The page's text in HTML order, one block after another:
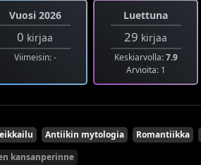
Vuosi 2026
0 kirjaa
Viimeisin: -
Luettuna
29 kirjaa
Keskiarvolla:7.9
Arvioita: 1
Antiikin mytologia Romantiikka
kansanperinne